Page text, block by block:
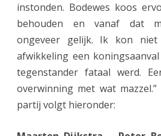
instonden. Bodewes koos
behouden en vanaf dat
ongeveer gelijk. Ik kon
afwikkeling een
tegenstander fataal werd.
overwinning met wat
partij volgt hieronder: